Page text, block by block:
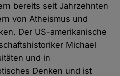
bereits seit Jahrzehnten
von Atheismus und
Der US-amerikanische
Michael
und in
Denken und ist